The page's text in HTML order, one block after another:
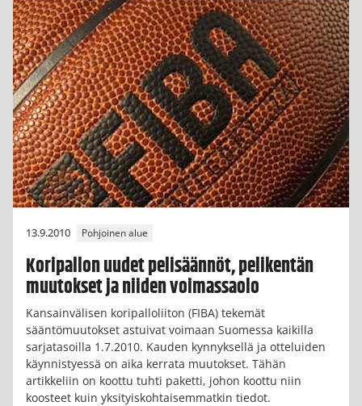
13.9.2010 Pohjoinen alue
Koripallon uudet pelisäännöt, pelikentän
muutokset ja niiden voimassaolo
Kansainvälisen koripalloliiton (FIBA) tekemät
sääntömuutokset astuivat voimaan Suomessa kaikilla
sarjatasoilla 1.7.2010. Kauden kynnyksellä ja otteluiden
käynnistyessä on aika kerrata muutokset. Tähän
artikkeliin on koottu tuhti paketti, johon koottu niin
koosteet kuin yksityiskohtaisemmatkin tiedot.